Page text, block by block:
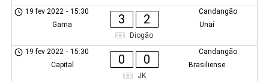
Candangão
19 fev 2022 - 15:30
Gama
3 2
Unaí
Diogão
Candangão
19 fev 2022 - 15:30
Capital
0 0
Brasiliense
JK